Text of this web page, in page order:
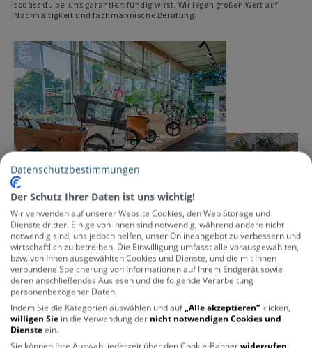
sodass du bei uns garantiert fündig wirst. Wir legen großen Wert auf
Nachhaltigkeit und fachmännische Beratung.
Durch unsere jahrelange Erfahrung in der Branche, bieten wir dir
Datenschutzbestimmungen
Der Schutz Ihrer Daten ist uns wichtig!
Wir verwenden auf unserer Website Cookies, den Web Storage und
Dienste dritter. Einige von ihnen sind notwendig, während andere nicht
notwendig sind, uns jedoch helfen, unser Onlineangebot zu verbessern und
wirtschaftlich zu betreiben. Die Einwilligung umfasst alle vorausgewählten,
bzw. von Ihnen ausgewählten Cookies und Dienste, und die mit Ihnen
verbundene Speicherung von Informationen auf Ihrem Endgerät sowie
deren anschließendes Auslesen und die folgende Verarbeitung
personenbezogener Daten.
Indem Sie die Kategorien auswählen und auf„Alle akzeptieren“ klicken,
willigen Sie in die Verwendung der nicht notwendigen Cookies und
Diensteein.
Sie können Ihre Auswahl jederzeit über den Cookie-Bannerwiderrufen